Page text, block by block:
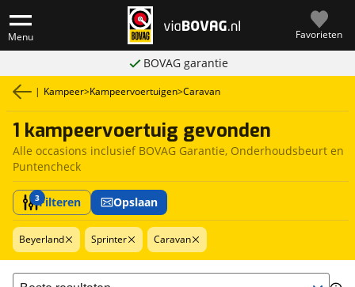
Menu Favorieten
BOVAG garantie
| Kampeer>Kampeervoertuigen>Caravan
1 kampeervoertuig gevonden
Alle occasions inclusief BOVAG Garantie, Onderhoudsbeurt en
Puntencheck
3Filteren Opslaan
Beyerland Sprinter Caravan